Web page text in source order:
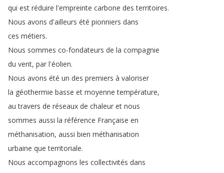
qui est réduire l'empreinte carbone des territoires.
Nous avons d'ailleurs été pionniers dans
ces métiers.
Nous sommes co-fondateurs de la compagnie
du vent, par l'éolien.
Nous avons été un des premiers à valoriser
la géothermie basse et moyenne température,
au travers de réseaux de chaleur et nous
sommes aussi la référence Française en
méthanisation, aussi bien méthanisation
urbaine que territoriale.
Nous accompagnons les collectivités dans